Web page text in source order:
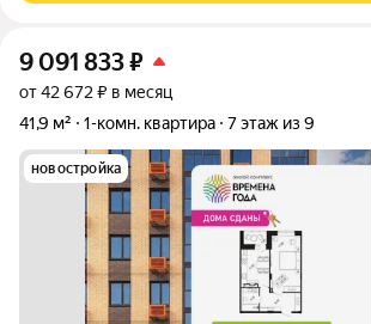
9 091 833₽
от 42 672 ₽ в месяц
41,9 м²
1-комн. квартира 7 этаж из 9
новостройка